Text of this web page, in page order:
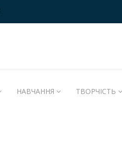
НАВЧАННЯ ТВОРЧІСТЬ